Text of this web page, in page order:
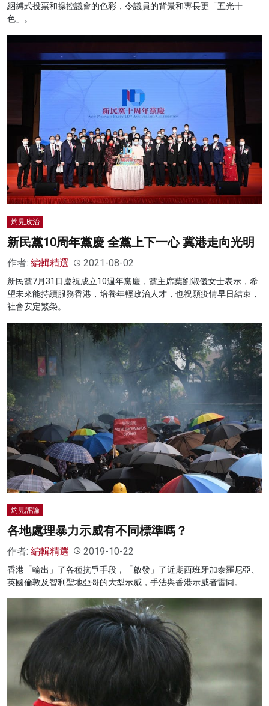
綑縛式投票和操控議會的色彩，令議員的背景和專長更「五光十
色」。
灼見政治
新民黨10周年黨慶 全黨上下一心 冀港走向光明
作者: 編輯精選 2021-08-02
新民黨7月31日慶祝成立10週年黨慶，黨主席葉劉淑儀女士表示，希
望未來能持續服務香港，培養年輕政治人才，也祝願疫情早日結束，
社會安定繁榮。
灼見評論
各地處理暴力示威有不同標準嗎？
作者: 編輯精選 2019-10-22
香港「輸出」了各種抗爭手段，「啟發」了近期西班牙加泰羅尼亞、
英國倫敦及智利聖地亞哥的大型示威，手法與香港示威者雷同。